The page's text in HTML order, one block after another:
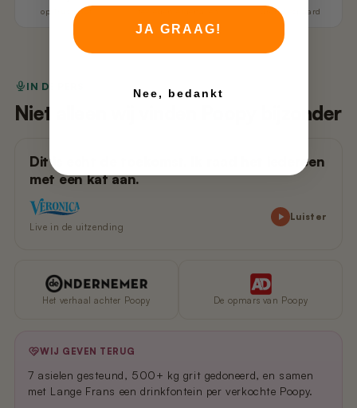
op Trustpilot uren bespaard
IN DE PERS
Niet alleen wij vinden Poopy bijzonder
Dit is echt de toekomst. Ik raad het iedereen
met een kat aan.
Live in de uitzending
Luister
Het verhaal achter Poopy De opmars van Poopy
WIJ GEVEN TERUG
7 asielen gesteund, 500+ kg grit gedoneerd, en samen
met Lange Frans een drinkfontein per verkochte Poopy.
JA GRAAG!
Nee, bedankt